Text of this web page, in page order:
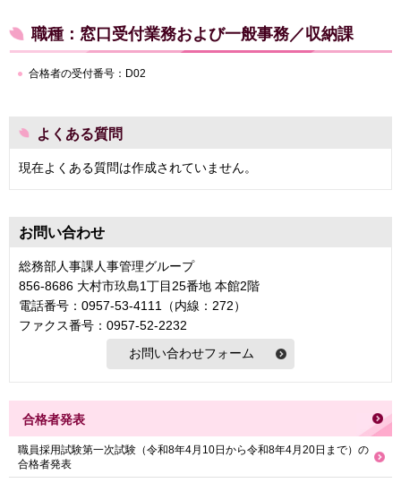
職種：窓口受付業務および一般事務／収納課
合格者の受付番号：D02
よくある質問
現在よくある質問は作成されていません。
お問い合わせ
総務部人事課人事管理グループ
856-8686 大村市玖島1丁目25番地 本館2階
電話番号：0957-53-4111（内線：272）
ファクス番号：0957-52-2232
合格者発表
職員採用試験第一次試験（令和8年4月10日から令和8年4月20日まで）の
合格者発表